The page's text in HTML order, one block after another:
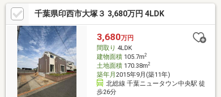
可能な南西向きバルコニー・駐車スペース2台分有(車種による)▼
設備・浄水器・TV付浴室・各階にトイレ有▼周辺環境・カスミ原
山店 徒歩9分(約700m)・ミニストップ千葉ニュータウン原山店 徒
歩2分(約150m)■ ご希望の住まい探しをお手伝いします
━━━━━・・・物件の詳細・ご相談はお気軽にお問い合わせく
ださい。
千葉県印西市大塚３ 3,680万円 4LDK
3,680万円
間取り 4LDK
建物面積105.7m2
土地面積170.38m2
築年月 2015年9月(築11年)
北総線 千葉ニュータウン中央駅 徒
歩26分